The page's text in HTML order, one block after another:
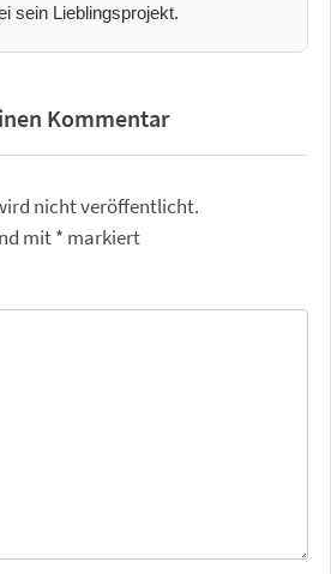
sein Lieblingsprojekt.
Kommentar
nicht veröffentlicht.
mit* markiert